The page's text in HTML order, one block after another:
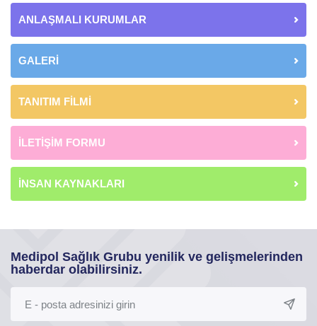
ANLAŞMALI KURUMLAR
GALERİ
TANITIM FİLMİ
İLETİŞİM FORMU
İNSAN KAYNAKLARI
Medipol Sağlık Grubu yenilik ve gelişmelerinden
haberdar olabilirsiniz.